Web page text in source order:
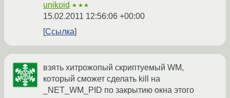
unikoid ★★★
15.02.2011 12:56:06 +00:00
Ссылка
взять хитрожопый скриптуемый WM,
который сможет сделать kill на
_NET_WM_PID по закрытию окна этого